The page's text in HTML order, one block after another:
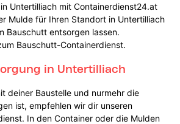
Untertilliach mit Containerdienst24.at
Mulde für Ihren Standort in Untertilliach
Bauschutt entsorgen lassen.
Bauschutt-Containerdienst.
in Untertilliach
deiner Baustelle und nurmehr die
ist, empfehlen wir dir unseren
In den Container oder die Mulden